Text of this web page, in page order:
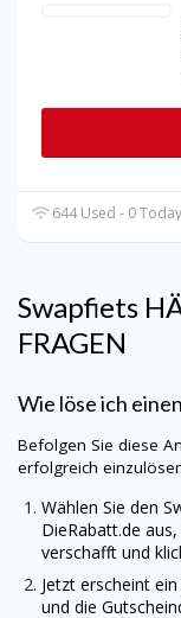
644 Used - 0 Today
Swapfiets
FRAGEN
Wie löse ich
Befolgen Sie diese
erfolgreich
Wählen Sie den
DieRabatt.de
verschafft und
Jetzt erscheint
und die